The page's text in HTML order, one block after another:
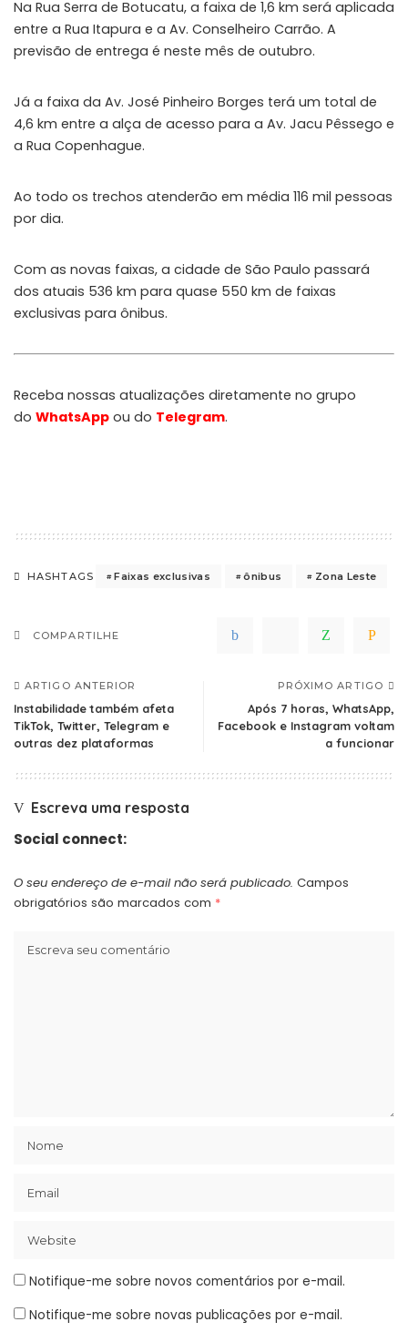
Na Rua Serra de Botucatu, a faixa de 1,6 km será aplicada
entre a Rua Itapura e a Av. Conselheiro Carrão. A
previsão de entrega é neste mês de outubro.
Já a faixa da Av. José Pinheiro Borges terá um total de
4,6 km entre a alça de acesso para a Av. Jacu Pêssego e
a Rua Copenhague.
Ao todo os trechos atenderão em média 116 mil pessoas
por dia.
Com as novas faixas, a cidade de São Paulo passará
dos atuais 536 km para quase 550 km de faixas
exclusivas para ônibus.
Receba nossas atualizações diretamente no grupo
do WhatsApp ou do Telegram.
HASHTAGS Faixas exclusivas ônibus Zona Leste
COMPARTILHE
ARTIGO ANTERIOR
Instabilidade também afeta
TikTok, Twitter, Telegram e
outras dez plataformas
PRÓXIMO ARTIGO
Após 7 horas, WhatsApp,
Facebook e Instagram voltam
a funcionar
Escreva uma resposta
Social connect:
O seu endereço de e-mail não será publicado. Campos
obrigatórios são marcados com *
Notifique-me sobre novos comentários por e-mail.
Notifique-me sobre novas publicações por e-mail.